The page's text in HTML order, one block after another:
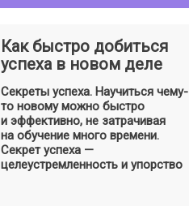
Как быстро добиться
успеха в новом деле
Секреты успеха. Научиться чему-
то новому можно быстро
и эффективно, не затрачивая
на обучение много времени.
Секрет успеха —
целеустремленность и упорство